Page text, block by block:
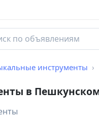
инструменты
в